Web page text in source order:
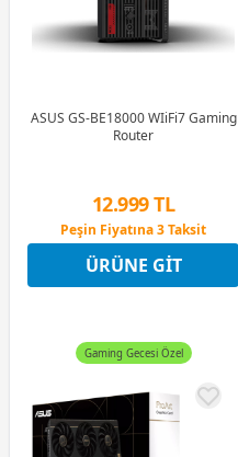
ASUS GS-BE18000 WIiFi7 Gaming
Router
12.999 TL
Peşin Fiyatına 3 Taksit
12 Ay x 1.529 TL taksitle
Peşin Fiyatına 3 Taksit
ÜRÜNE GIT
Gaming Gecesi Özel